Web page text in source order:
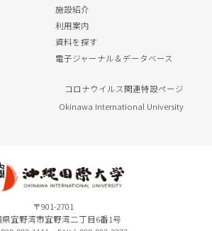
施設紹介
利用案内
資料を探す
電子ジャーナル＆データベース
コロナウイルス関連特設ページ
Okinawa International University
〒901-2701
宜野湾市宜野湾二丁目6番1号